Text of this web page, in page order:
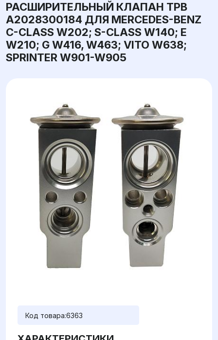
РАСШИРИТЕЛЬНЫЙ КЛАПАН ТРВ
A2028300184 ДЛЯ MERCEDES-BENZ
C-CLASS W202; S-CLASS W140; E
W210; G W416, W463; VITO W638;
SPRINTER W901-W905
Код товара:6363